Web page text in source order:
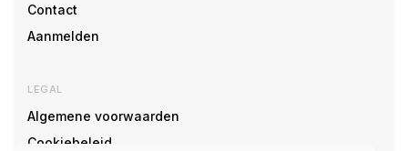
Contact
Aanmelden
LEGAL
Algemene voorwaarden
Cookiebeleid